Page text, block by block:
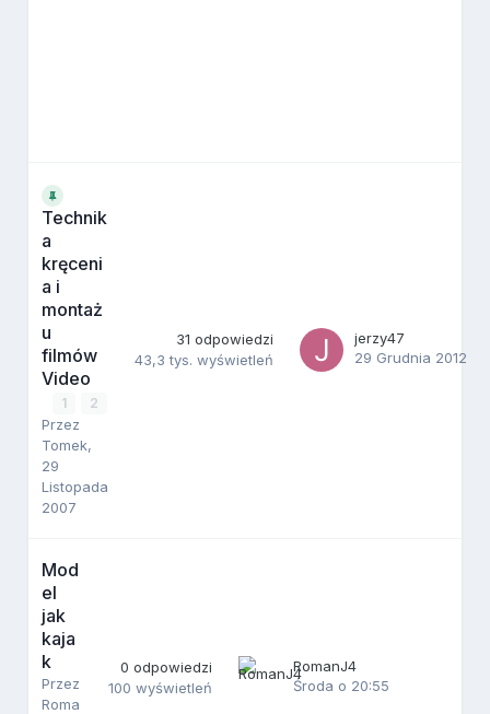
Technik
a
kręceni
a i
montaż
u
filmów
Video
1 2
Przez
Tomek,
29
Listopada
2007
31 odpowiedzi
43,3 tys. wyświetleń
jerzy47
29 Grudnia 2012
Mod
el
jak
kaja
k
Przez
Roma
0 odpowiedzi
100 wyświetleń
RomanJ4
Środa o 20:55